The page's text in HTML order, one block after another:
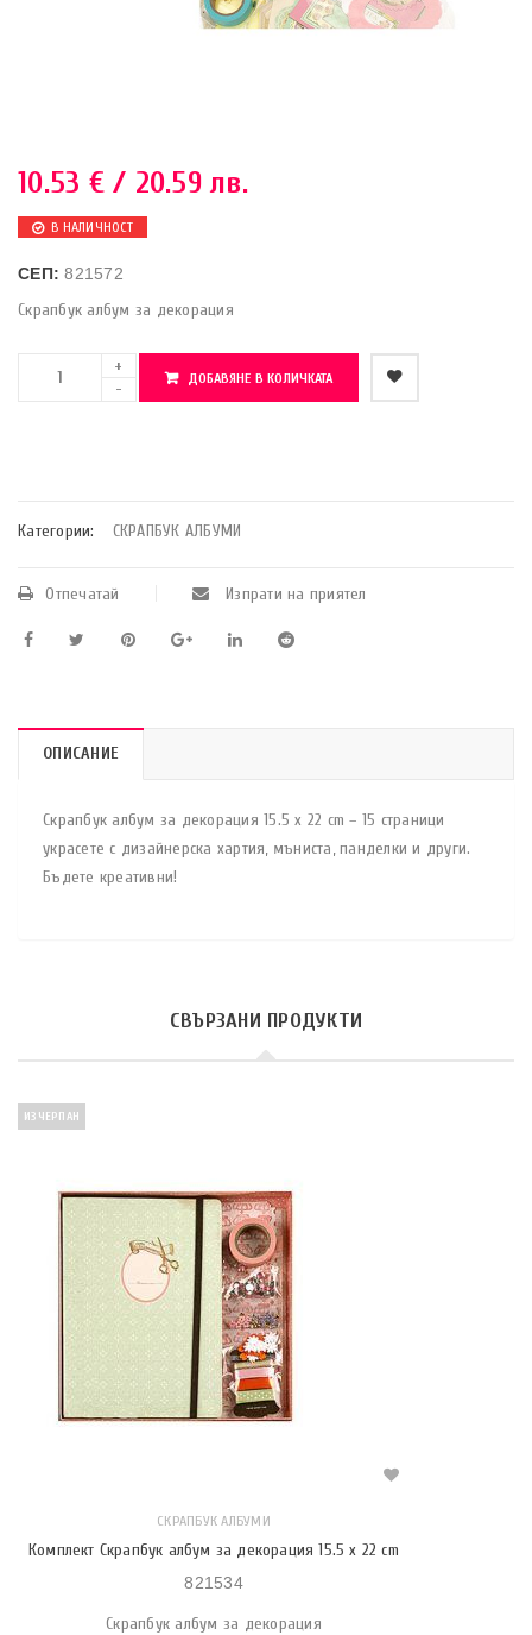
10.53 €/ 20.59 лв.
В НАЛИЧНОСТ
СЕП:821572
Скрапбук албум за декорация
ДОБАВЯНЕ В КОЛИЧКАТА
Категории: СКРАПБУК АЛБУМИ
Отпечатай Изпрати на приятел
ОПИСАНИЕ
Скрапбук албум за декорация 15.5 x 22 cm – 15 страници
украсете с дизайнерска хартия, мъниста, панделки и други.
Бъдете креативни!
СВЪРЗАНИ ПРОДУКТИ
ИЗЧЕРПАН
СКРАПБУК АЛБУМИ
Комплект Скрапбук албум за декорация 15.5 x 22 cm
821534
Скрапбук албум за декорация